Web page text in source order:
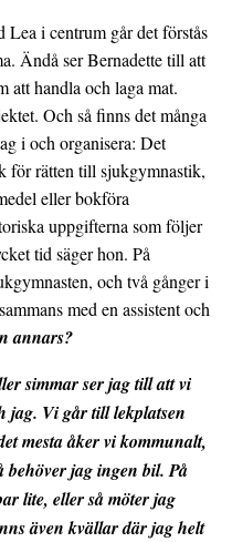
Lea i centrum går det förstås
Ändå ser Bernadette till att
att handla och laga mat.
Och så finns det många
i och organisera: Det
för rätten till sjukgymnastik,
eller bokföra
uppgifterna som följer
tid säger hon. På
och två gånger i
med en assistent och
annars?
simmar ser jag till att vi
jag. Vi går till lekplatsen
mesta åker vi kommunalt,
behöver jag ingen bil. På
lite, eller så möter jag
även kvällar där jag helt